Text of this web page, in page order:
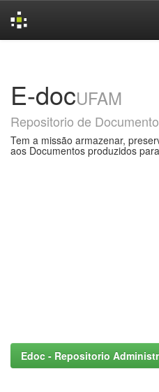
E-docUFAM
Repositorio de
Tem a missão armazenar,
aos Documentos produzidos
Edoc - Repositorio